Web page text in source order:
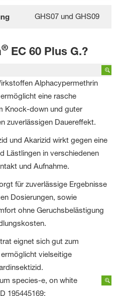
GHS07 und GHS09
® EC 60 Plus G.?
Alphacypermethrin
eine rasche
Knock-down und guter
zuverlässigen Dauereffekt.
und Akarizid wirkt gegen eine
Lästlingen in verschiedenen
und Aufnahme.
für zuverlässige Ergebnisse
Dosierungen, sowie
ohne Geruchsbelästigung
eignet sich gut zum
vielseitige